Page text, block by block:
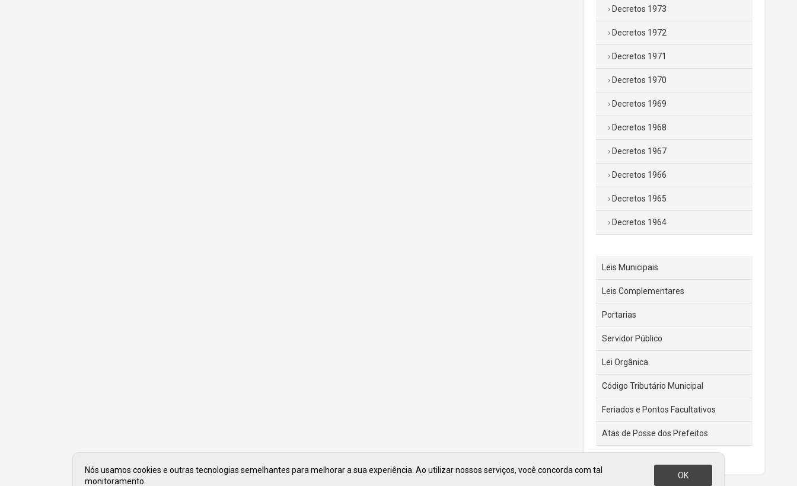
Decretos 1973
Decretos 1972
Decretos 1971
Decretos 1970
Decretos 1969
Decretos 1968
Decretos 1967
Decretos 1966
Decretos 1965
Decretos 1964
Leis Municipais
Leis Complementares
Portarias
Servidor Público
Lei Orgânica
Código Tributário Municipal
Feriados e Pontos Facultativos
Atas de Posse dos Prefeitos
Nós usamos cookies e outras tecnologias semelhantes para melhorar a sua experiência. Ao utilizar nossos serviços, você concorda com tal
monitoramento.
OK